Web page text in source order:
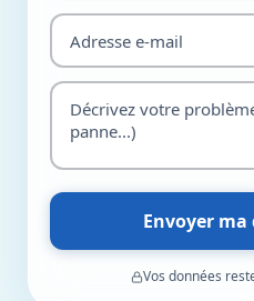
Envoyer ma
Vos données